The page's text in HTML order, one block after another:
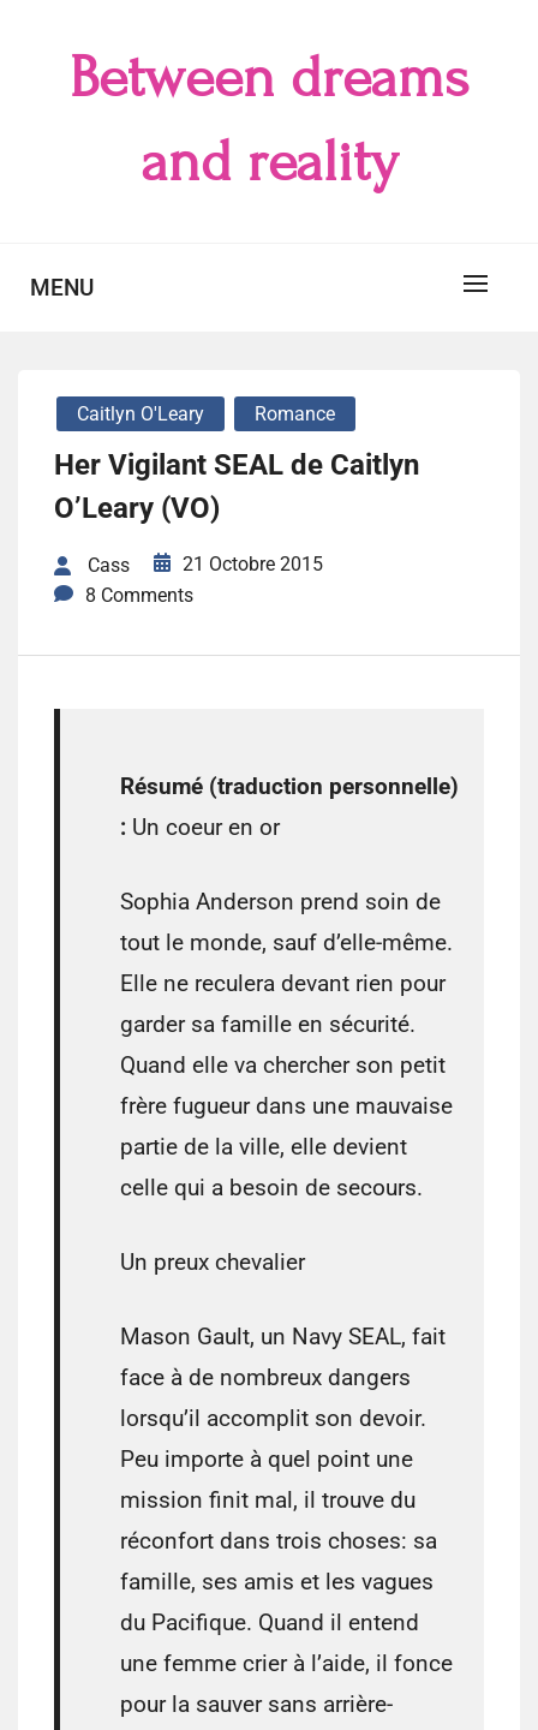
Between dreams
and reality
MENU
Caitlyn O'Leary Romance
Her Vigilant SEAL de Caitlyn
O’Leary (VO)
Cass
21 Octobre 2015
8 Comments
Résumé (traduction personnelle)
: Un coeur en or
Sophia Anderson prend soin de
tout le monde, sauf d’elle-même.
Elle ne reculera devant rien pour
garder sa famille en sécurité.
Quand elle va chercher son petit
frère fugueur dans une mauvaise
partie de la ville, elle devient
celle qui a besoin de secours.
Un preux chevalier
Mason Gault, un Navy SEAL, fait
face à de nombreux dangers
lorsqu’il accomplit son devoir.
Peu importe à quel point une
mission finit mal, il trouve du
réconfort dans trois choses: sa
famille, ses amis et les vagues
du Pacifique. Quand il entend
une femme crier à l’aide, il fonce
pour la sauver sans arrière-